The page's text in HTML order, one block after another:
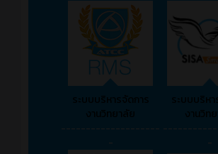
ระบบบริหารจัดการ
งานวิทยาลัย
ระบบบริห
งานวิท
--------------------
-
-